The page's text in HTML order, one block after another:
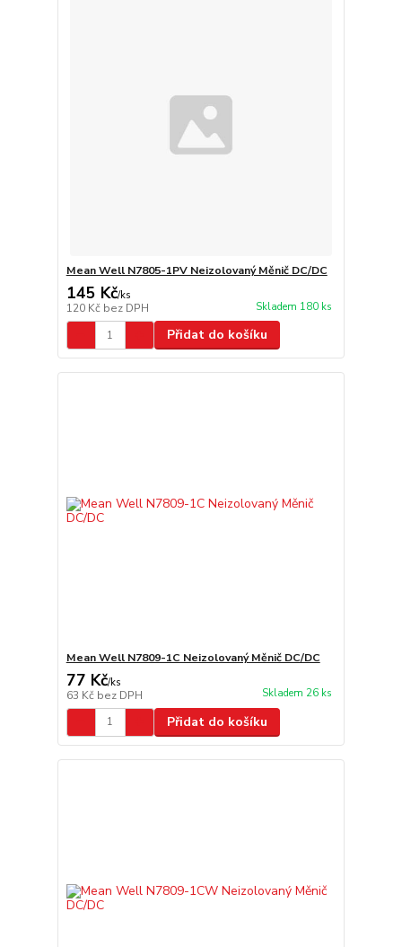
Mean Well N7805-1PV Neizolovaný Měnič DC/DC
145 Kč/ks
120 Kč bez DPH Skladem 180 ks
Přidat do košíku
Mean Well N7809-1C Neizolovaný Měnič DC/DC
77 Kč/ks
63 Kč bez DPH Skladem 26 ks
Přidat do košíku